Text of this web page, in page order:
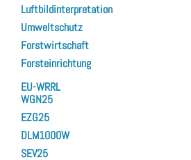
Luftbildinterpretation
Umweltschutz
Forstwirtschaft
Forsteinrichtung
EU-WRRL
WGN25
EZG25
DLM1000W
SEV25